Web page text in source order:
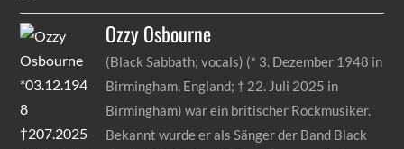
OzzyOsbourne
(Black Sabbath; vocals) (* 3. Dezember 1948 in
Birmingham, England; † 22. Juli 2025 in
Birmingham) war ein britischer Rockmusiker.
Bekannt wurde er als Sänger der Band Black